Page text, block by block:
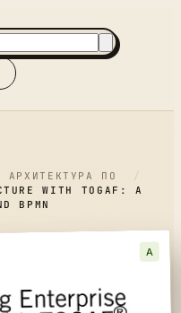
АРХИТЕКТУРА ПО
/
WITH TOGAF: A
BPMN
A